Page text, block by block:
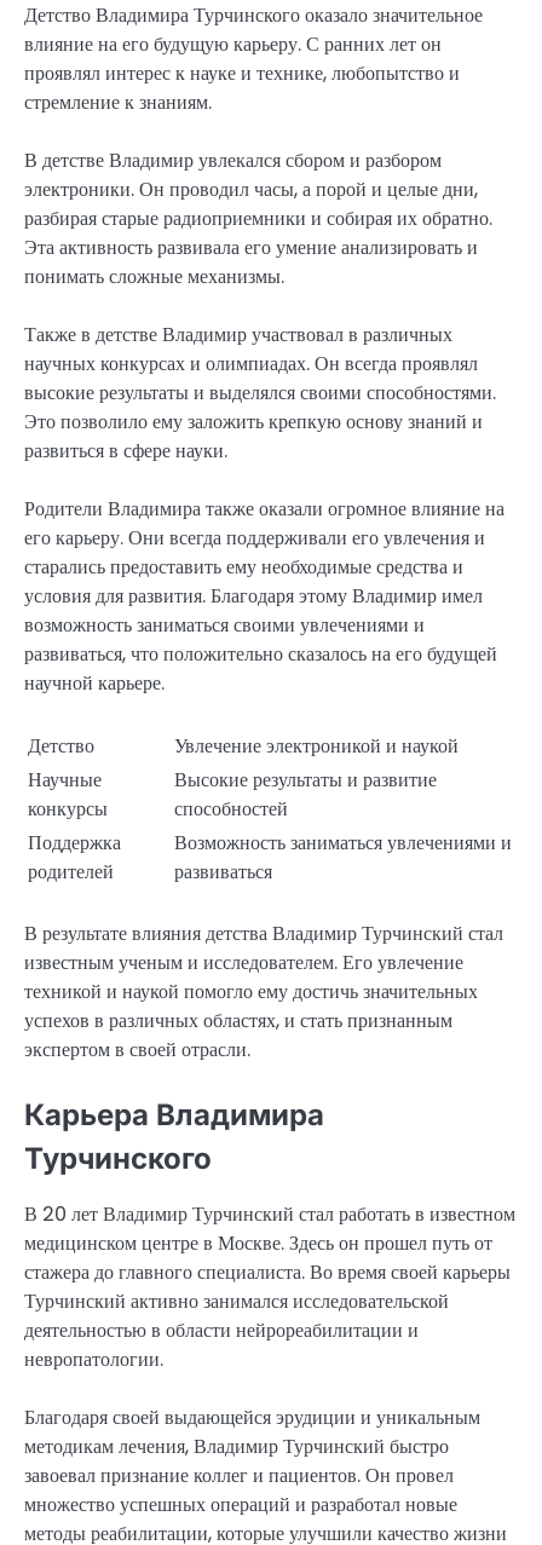
Детство Владимира Турчинского оказало значительное
влияние на его будущую карьеру. С ранних лет он
проявлял интерес к науке и технике, любопытство и
стремление к знаниям.
В детстве Владимир увлекался сбором и разбором
электроники. Он проводил часы, а порой и целые дни,
разбирая старые радиоприемники и собирая их обратно.
Эта активность развивала его умение анализировать и
понимать сложные механизмы.
Также в детстве Владимир участвовал в различных
научных конкурсах и олимпиадах. Он всегда проявлял
высокие результаты и выделялся своими способностями.
Это позволило ему заложить крепкую основу знаний и
развиться в сфере науки.
Родители Владимира также оказали огромное влияние на
его карьеру. Они всегда поддерживали его увлечения и
старались предоставить ему необходимые средства и
условия для развития. Благодаря этому Владимир имел
возможность заниматься своими увлечениями и
развиваться, что положительно сказалось на его будущей
научной карьере.
Детство
Увлечение электроникой и наукой
Научные
конкурсы
Высокие результаты и развитие
способностей
Поддержка
родителей
Возможность заниматься увлечениями и
развиваться
В результате влияния детства Владимир Турчинский стал
известным ученым и исследователем. Его увлечение
техникой и наукой помогло ему достичь значительных
успехов в различных областях, и стать признанным
экспертом в своей отрасли.
Карьера Владимира
Турчинского
В 20 лет Владимир Турчинский стал работать в известном
медицинском центре в Москве. Здесь он прошел путь от
стажера до главного специалиста. Во время своей карьеры
Турчинский активно занимался исследовательской
деятельностью в области нейрореабилитации и
невропатологии.
Благодаря своей выдающейся эрудиции и уникальным
методикам лечения, Владимир Турчинский быстро
завоевал признание коллег и пациентов. Он провел
множество успешных операций и разработал новые
методы реабилитации, которые улучшили качество жизни